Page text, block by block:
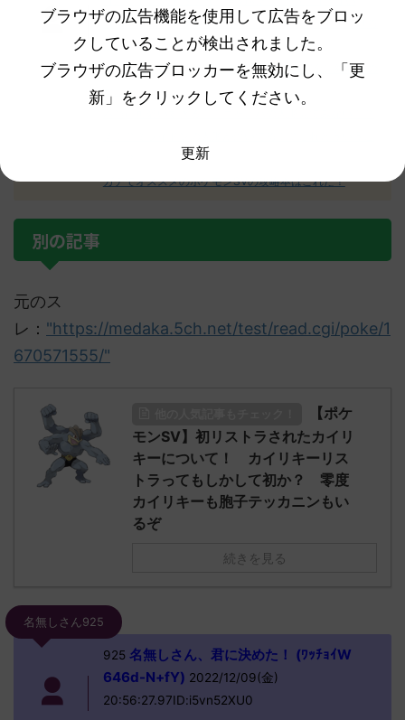
【ポケモンSV】グレンアルマよ！エスバレイドで砕ける
なｗｗｗ
【ポケモンSV】次のアプデで増殖バグは完全に終わるの
か…？
ガチでオススメのポケモンSVの攻略本はこれだ！
別の記事
元のス
レ： "https://medaka.5ch.net/test/read.cgi/poke/1
670571555/"
【ポケ
モンSV】初リストラされたカイリ
キーについて！ カイリキーリス
トラってもしかして初か？ 零度
カイリキーも胞子テッカニンもい
るぞ
続きを見る
名無しさん925
925名無しさん、君に決めた！ (ﾜｯﾁｮｲW
646d-N+fY) 2022/12/09(金)
20:56:27.97ID:i5vn52XU0
ブラウザの広告機能を使用して広告をブロッ
クしていることが検出されました。
ブラウザの広告ブロッカーを無効にし、「更
新」をクリックしてください。
更新